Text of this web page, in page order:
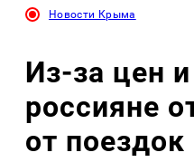
Новости Крыма
Из-за цен
россияне
от